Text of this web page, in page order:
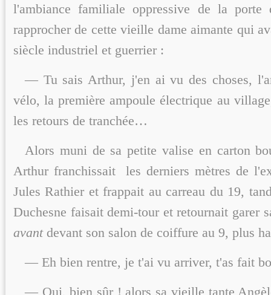
l'ambiance familiale oppressive de la
rapprocher de cette vieille dame aimante qui
siècle industriel et guerrier :
— Tu sais Arthur, j'en ai vu des choses,
vélo, la première ampoule électrique au
les retours de tranchée…
Alors muni de sa petite valise en carton
Arthur franchissait les derniers mètres de
Jules Rathier et frappait au carreau du 19,
Duchesne faisait demi-tour et retournait garer
avantdevant son salon de coiffure au 9, plus
— Eh bien rentre, je t'ai vu arriver, t'as fait
— Oui, bien sûr ! alors sa vieille tante